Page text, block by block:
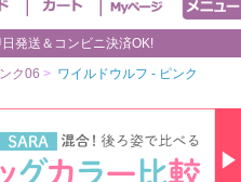
発送＆コンビニ決済OK!
ク06 > ワイルドウルフ - ピンク